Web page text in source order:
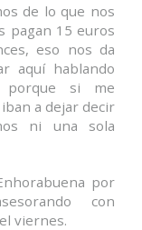
de lo que nos
pagan 15 euros
eso nos da
aquí hablando
porque si me
a dejar decir
ni una sola
por
con
viernes.